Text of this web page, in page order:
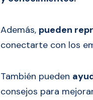
Además, pueden
conectarte con los
También pueden
consejos para